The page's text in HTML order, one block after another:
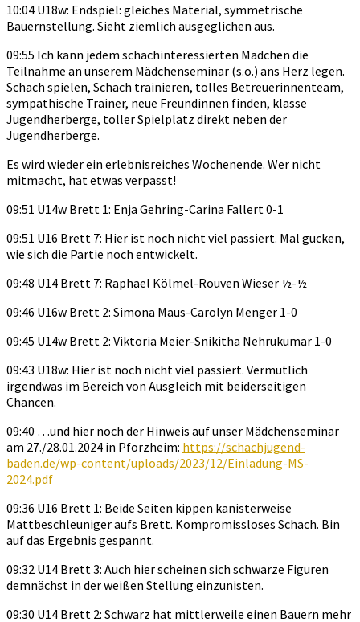
10:04 U18w: Endspiel: gleiches Material, symmetrische
Bauernstellung. Sieht ziemlich ausgeglichen aus.
09:55 Ich kann jedem schachinteressierten Mädchen die
Teilnahme an unserem Mädchenseminar (s.o.) ans Herz legen.
Schach spielen, Schach trainieren, tolles Betreuerinnenteam,
sympathische Trainer, neue Freundinnen finden, klasse
Jugendherberge, toller Spielplatz direkt neben der
Jugendherberge.
Es wird wieder ein erlebnisreiches Wochenende. Wer nicht
mitmacht, hat etwas verpasst!
09:51 U14w Brett 1: Enja Gehring-Carina Fallert 0-1
09:51 U16 Brett 7: Hier ist noch nicht viel passiert. Mal gucken,
wie sich die Partie noch entwickelt.
09:48 U14 Brett 7: Raphael Kölmel-Rouven Wieser ½-½
09:46 U16w Brett 2: Simona Maus-Carolyn Menger 1-0
09:45 U14w Brett 2: Viktoria Meier-Snikitha Nehrukumar 1-0
09:43 U18w: Hier ist noch nicht viel passiert. Vermutlich
irgendwas im Bereich von Ausgleich mit beiderseitigen
Chancen.
09:40 …und hier noch der Hinweis auf unser Mädchenseminar
am 27./28.01.2024 in Pforzheim: https://schachjugend-
baden.de/wp-content/uploads/2023/12/Einladung-MS-
2024.pdf
09:36 U16 Brett 1: Beide Seiten kippen kanisterweise
Mattbeschleuniger aufs Brett. Kompromissloses Schach. Bin
auf das Ergebnis gespannt.
09:32 U14 Brett 3: Auch hier scheinen sich schwarze Figuren
demnächst in der weißen Stellung einzunisten.
09:30 U14 Brett 2: Schwarz hat mittlerweile einen Bauern mehr